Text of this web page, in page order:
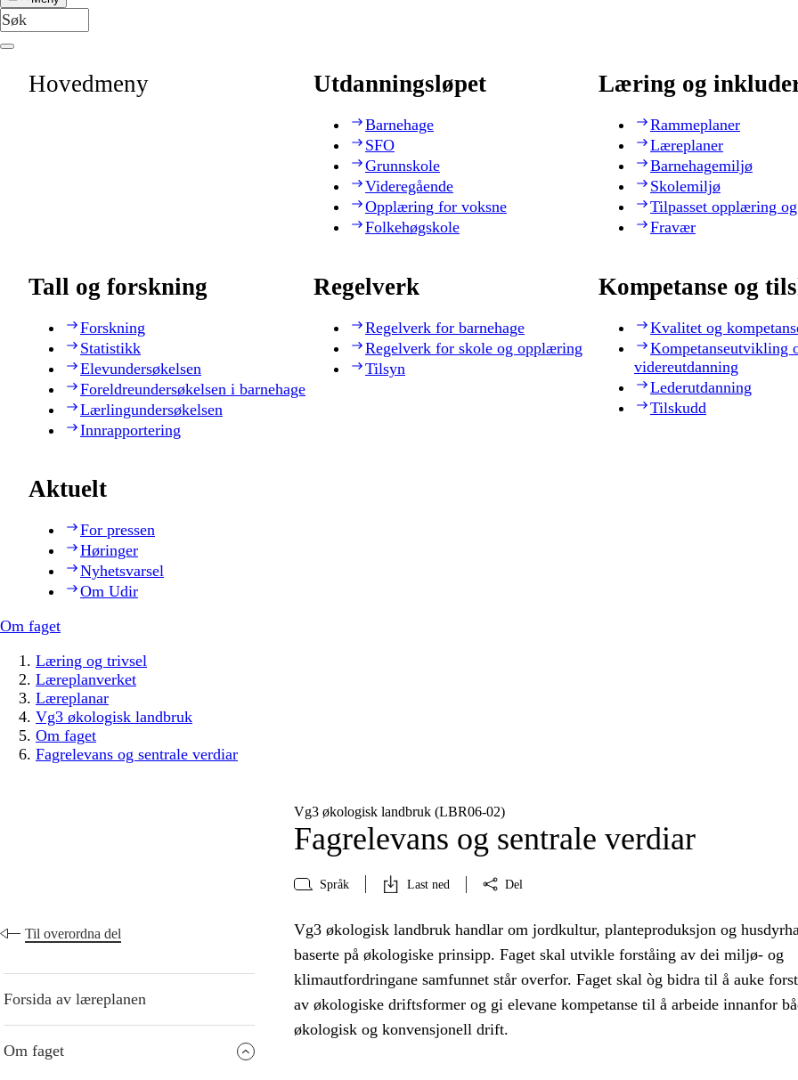
Hovedmeny Utdanningsløpet
Barnehage
SFO
Grunnskole
Videregående
Opplæring for voksne
Folkehøgskole
Læring og
Rammeplaner
Læreplaner
Barnehagemiljø
Skolemiljø
Tilpasset opplæring
Fravær
Tall og forskning
Forskning
Statistikk
Elevundersøkelsen
Foreldreundersøkelsen i barnehage
Lærlingundersøkelsen
Innrapportering
Regelverk
Regelverk for barnehage
Regelverk for skole og opplæring
Tilsyn
Kompetanse og
Kvalitet og
Kompetanseutvikling
videreutdanning
Lederutdanning
Tilskudd
Aktuelt
For pressen
Høringer
Nyhetsvarsel
Om Udir
Om faget
Læring og trivsel
Læreplanverket
Læreplanar
Vg3 økologisk landbruk
Om faget
Fagrelevans og sentrale verdiar
Vg3 økologisk landbruk (LBR06‑02)
Fagrelevans og sentrale verdiar
Språk Last ned Del
Til overordna del
Forsida av læreplanen
Om faget
Vg3 økologisk landbruk handlar om jordkultur, planteproduksjon og
baserte på økologiske prinsipp. Faget skal utvikle forståing av dei miljø- og
klimautfordringane samfunnet står overfor. Faget skal òg bidra til å auke
av økologiske driftsformer og gi elevane kompetanse til å arbeide innanfor
økologisk og konvensjonell drift.